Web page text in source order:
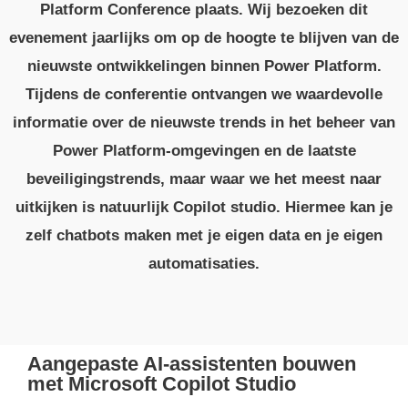
Platform Conference plaats. Wij bezoeken dit
evenement jaarlijks om op de hoogte te blijven van de
nieuwste ontwikkelingen binnen Power Platform.
Tijdens de conferentie ontvangen we waardevolle
informatie over de nieuwste trends in het beheer van
Power Platform-omgevingen en de laatste
beveiligingstrends, maar waar we het meest naar
uitkijken is natuurlijk Copilot studio. Hiermee kan je
zelf chatbots maken met je eigen data en je eigen
automatisaties.
Aangepaste AI-assistenten bouwen
met Microsoft Copilot Studio